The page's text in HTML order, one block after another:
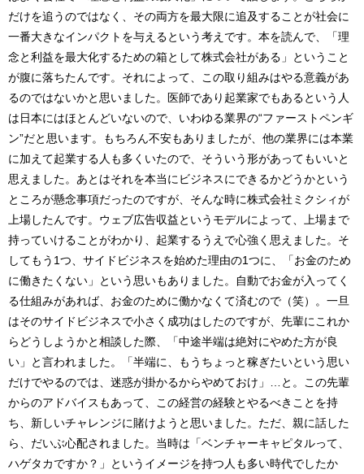
だけを追うのではなく、その両方を最大限に追及することが社会に
一番大きなインパクトを与えるという考えです。本を読んで、「理
念と利益を最大化するための箱として株式会社がある」ということ
が腹に落ちたんです。それによって、この取り組みはやる意義があ
るのではないかと思いました。医師であり起業家でもあるという人
は日本にはほとんどいないので、いわゆる業界の“ファーストペンギ
ン”だと思います。もちろん不安もありましたが、他の業界には本業
に加えて起業する人も多くいたので、そういう形があってもいいと
思えました。あとはそれを本当にビジネスにできるかどうかという
ところが懸念事項だったのですが、そんな時に株式会社ミクシィが
上場したんです。ウェブ広告収益というモデルによって、上場まで
持っていけることがわかり、起業するうえで心強く思えました。そ
してもう1つ、サイドビジネスを始めた理由の1つに、「お金のため
に働きたくない」という思いもありました。自動でお金が入ってく
る仕組みがあれば、お金のために働かなくて済むので（笑）。一旦
はそのサイドビジネスで小さく成功はしたのですが、先輩にこれか
らどうしようかと相談した際、「中途半端は絶対にやめた方が良
い」と言われました。「半端に、もうちょっと稼ぎたいという思い
だけでやるのでは、迷惑が掛かるからやめておけ」…と。この先輩
からのアドバイスもあって、この経営の経験とやるべきことを持
ち、新しいチャレンジに賭けようと思いました。ただ、親に話した
ら、だいぶ心配されました。当時は「ベンチャーキャピタルって、
ハゲタカですか？」というイメージを持つ人も多い時代でしたか